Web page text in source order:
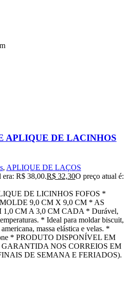
APLIQUE DE LACINHOS
, APLIQUE DE LAÇOS
R$ 38,00.R$ 32,30O preço atual é:
DE LICINHOS FOFOS *
9,0 CM X 9,0 CM * AS
1,0 CM A 3,0 CM CADA * Durável,
* Ideal para moldar biscuit,
massa elástica e velas. *
* PRODUTO DISPONÍVEL EM
NOS CORREIOS EM
DE SEMANA E FERIADOS).